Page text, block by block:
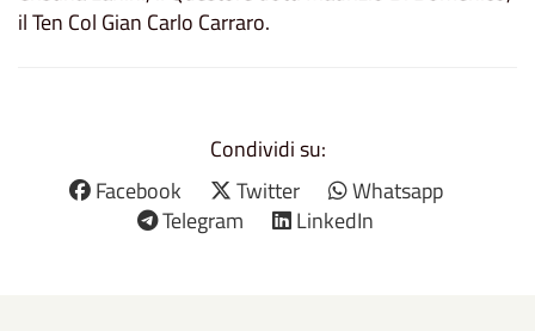
il Ten Col Gian Carlo Carraro.
Condividi su:
Facebook
Twitter
Whatsapp
Telegram
LinkedIn